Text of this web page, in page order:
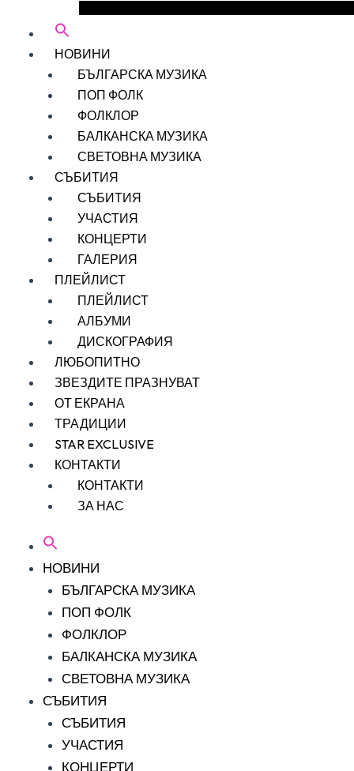
НОВИНИ
БЪЛГАРСКА МУЗИКА
ПОП ФОЛК
ФОЛКЛОР
БАЛКАНСКА МУЗИКА
СВЕТОВНА МУЗИКА
СЪБИТИЯ
СЪБИТИЯ
УЧАСТИЯ
КОНЦЕРТИ
ГАЛЕРИЯ
ПЛЕЙЛИСТ
ПЛЕЙЛИСТ
АЛБУМИ
ДИСКОГРАФИЯ
ЛЮБОПИТНО
ЗВЕЗДИТЕ ПРАЗНУВАТ
ОТ ЕКРАНА
ТРАДИЦИИ
STAR EXCLUSIVE
КОНТАКТИ
КОНТАКТИ
ЗА НАС
НОВИНИ
БЪЛГАРСКА МУЗИКА
ПОП ФОЛК
ФОЛКЛОР
БАЛКАНСКА МУЗИКА
СВЕТОВНА МУЗИКА
СЪБИТИЯ
СЪБИТИЯ
УЧАСТИЯ
КОНЦЕРТИ